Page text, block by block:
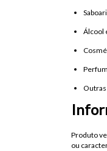
Álcool
Outras
Produto
ou